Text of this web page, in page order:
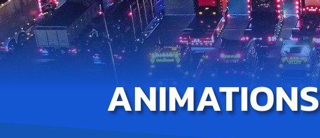
ANIMATIONS